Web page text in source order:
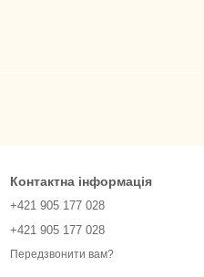
Контактна інформація
+421 905 177 028
+421 905 177 028
Передзвонити вам?